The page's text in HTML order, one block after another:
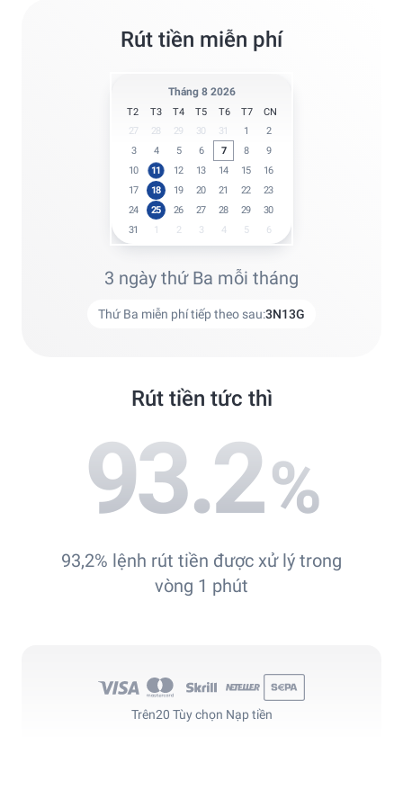
Rút tiền miễn phí
Tháng 8 2026
T2 T3 T4 T5 T6 T7
CN
27
28 29 30 31 1
2
3
4 5 6 7 8
9
10
11 12 13 14 15
16
17
18 19 20 21 22
23
24
25 26 27 28 29
30
31
1 2 3 4 5 6
3 ngày thứ Ba mỗi tháng
Thứ Ba miễn phí tiếp theo sau:3N13G
Rút tiền tức thì
93.2%
93,2% lệnh rút tiền được xử lý trong
vòng 1 phút
Trên20 Tùy chọn Nạp tiền